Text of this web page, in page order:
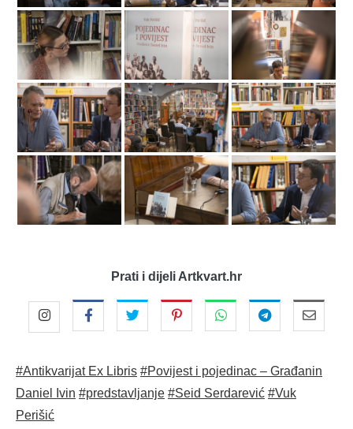
Prati i dijeli Artkvart.hr
#Antikvarijat Ex Libris #Povijest i pojedinac – Građanin
Daniel Ivin #predstavljanje #Seid Serdarević #Vuk
Perišić